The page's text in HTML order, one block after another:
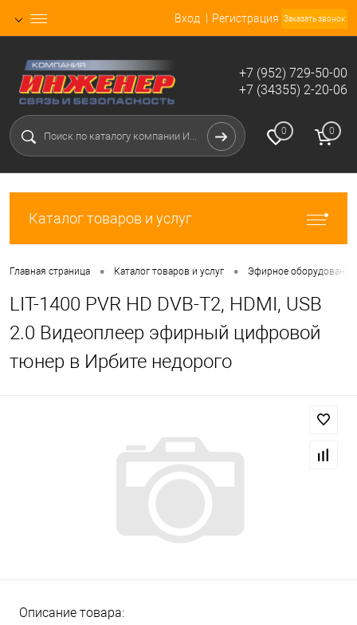
Вход Регистрация Заказать звонок
+7 (952) 729-50-00
+7 (34355) 2-20-06
0 0
Каталог товаров и услуг
Главная страница • Каталог товаров и услуг • Эфирное
LIT-1400 PVR HD DVB-T2, HDMI, USB
2.0 Видеоплеер эфирный цифровой
тюнер в Ирбите недорого
Описание товара: